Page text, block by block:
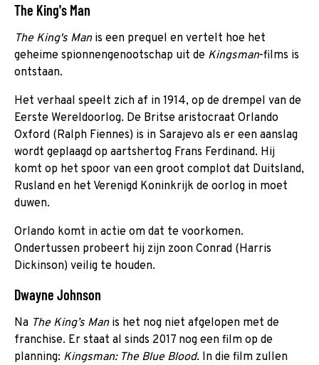
The King's Man
The King's Manis een prequel en vertelt hoe het
geheime spionnengenootschap uit de Kingsman-films is
ontstaan.
Het verhaal speelt zich af in 1914, op de drempel van de
Eerste Wereldoorlog. De Britse aristocraat Orlando
Oxford (Ralph Fiennes) is in Sarajevo als er een aanslag
wordt geplaagd op aartshertog Frans Ferdinand. Hij
komt op het spoor van een groot complot dat Duitsland,
Rusland en het Verenigd Koninkrijk de oorlog in moet
duwen.
Orlando komt in actie om dat te voorkomen.
Ondertussen probeert hij zijn zoon Conrad (Harris
Dickinson) veilig te houden.
Dwayne Johnson
Na The King’s Man is het nog niet afgelopen met de
franchise. Er staat al sinds 2017 nog een film op de
planning: Kingsman: The Blue Blood. In die film zullen